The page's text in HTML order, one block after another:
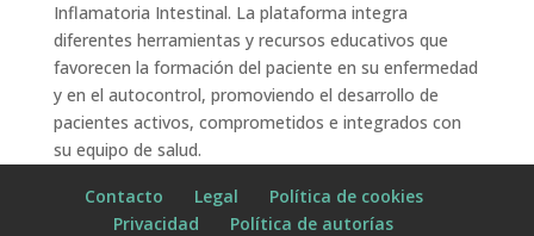
Inflamatoria Intestinal. La plataforma integra
diferentes herramientas y recursos educativos que
favorecen la formación del paciente en su enfermedad
y en el autocontrol, promoviendo el desarrollo de
pacientes activos, comprometidos e integrados con
su equipo de salud.
Contacto Legal
Política de cookies
Privacidad
Política de autorías